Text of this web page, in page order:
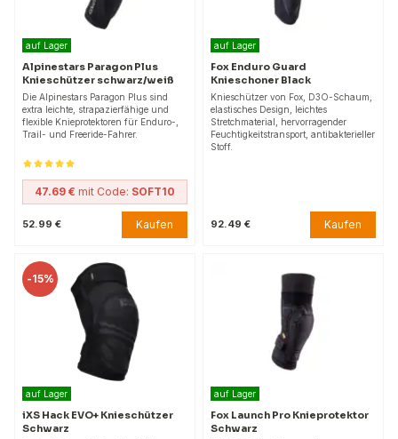
auf Lager
Alpinestars Paragon Plus
Knieschützer schwarz/weiß
Die Alpinestars Paragon Plus sind
extra leichte, strapazierfähige und
flexible Knieprotektoren für Enduro-,
Trail- und Freeride-Fahrer.
47.69 € mit Code: SOFT10
52.99 € Kaufen
auf Lager
Fox Enduro Guard
Knieschoner Black
Knieschützer von Fox, D3O-Schaum,
elastisches Design, leichtes
Stretchmaterial, hervorragender
Feuchtigkeitstransport, antibakterieller
Stoff.
92.49 € Kaufen
-15%
auf Lager
iXS Hack EVO+ Knieschützer
Schwarz
auf Lager
Fox Launch Pro Knieprotektor
Schwarz